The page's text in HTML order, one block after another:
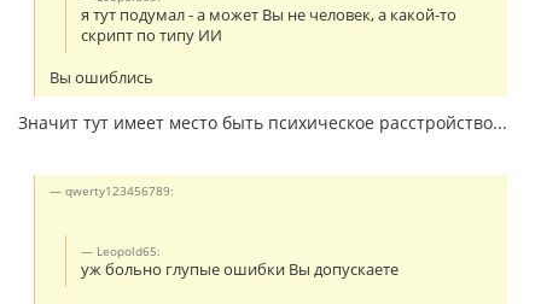
я тут подумал - а может Вы не человек, а какой-то
скрипт по типу ИИ
Вы ошиблись
Значит тут имеет место быть психическое расстройство...
qwerty123456789:
Leopold65:
уж больно глупые ошибки Вы допускаете